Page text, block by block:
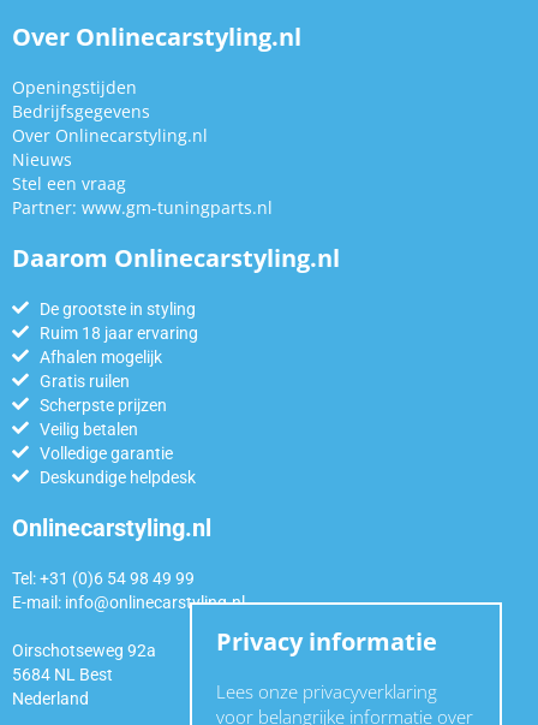
Over Onlinecarstyling.nl
Openingstijden
Bedrijfsgegevens
Over Onlinecarstyling.nl
Nieuws
Stel een vraag
Partner: www.gm-tuningparts.nl
Daarom Onlinecarstyling.nl
De grootste in styling
Ruim 18 jaar ervaring
Afhalen mogelijk
Gratis ruilen
Scherpste prijzen
Veilig betalen
Volledige garantie
Deskundige helpdesk
Onlinecarstyling.nl
Tel: +31 (0)6 54 98 49 99
E-mail: info@onlinecarstyling.nl
Oirschotseweg 92a
5684 NL Best
Nederland
Privacy informatie
Lees onze privacyverklaring
voor belangrijke informatie over